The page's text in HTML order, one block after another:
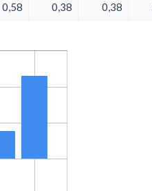
0,58 0,38 0,38